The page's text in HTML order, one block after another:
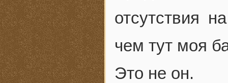
отсутствия
чем тут моя
Это не он.